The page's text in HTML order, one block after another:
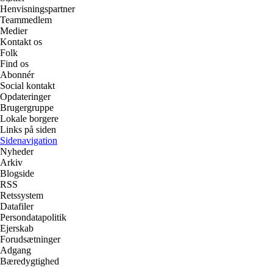
Henvisningspartner
Teammedlem
Medier
Kontakt os
Folk
Find os
Abonnér
Social kontakt
Opdateringer
Brugergruppe
Lokale borgere
Links på siden
Sidenavigation
Nyheder
Arkiv
Blogside
RSS
Retssystem
Datafiler
Persondatapolitik
Ejerskab
Forudsætninger
Adgang
Bæredygtighed